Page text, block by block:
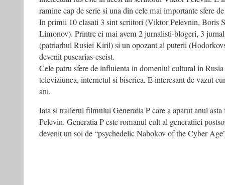
mai
mare
mit
democratic
ramine cap de serie si una din cele mai importante sfere
In primii 10 clasati 3 sint scriitori (Viktor Pelevnin, Boris
Limonov). Printre ei mai avem 2 jurnalisti-blogeri, 3
(patriarhul Rusiei Kiril) si un opozant al puterii
devenit puscarias-eseist.
Cele patru sfere de influienta in domeniul cultural in
televiziunea, internetul si biserica. E interesant de vazut
ani.
Iata si trailerul filmului Generatia P care a aparut anul
Pelevin. Generatia P este romanul cult al generatiiei
devenit un soi de “psychedelic Nabokov of the Cyber